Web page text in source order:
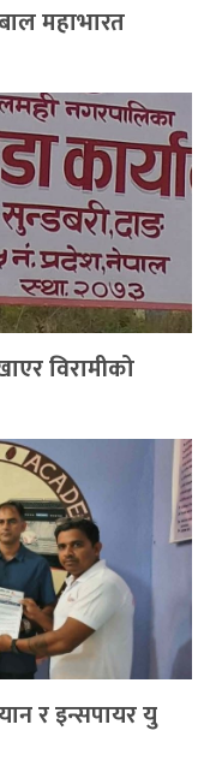
महाभारत
विरामीको
र इन्सपायर यु